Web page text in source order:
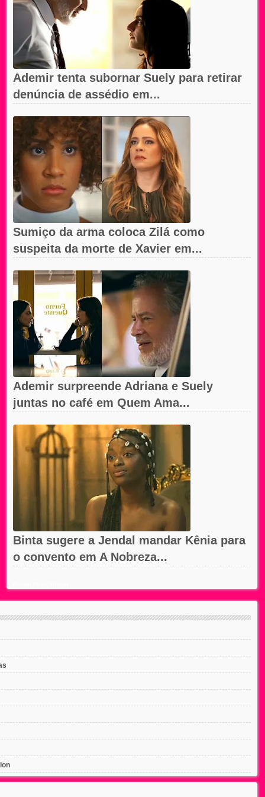
Ademir tenta subornar Suely para retirar
denúncia de assédio em...
Sumiço da arma coloca Zilá como
suspeita da morte de Xavier em...
Ademir surpreende Adriana e Suely
juntas no café em Quem Ama...
Binta sugere a Jendal mandar Kênia para
o convento em A Nobreza...